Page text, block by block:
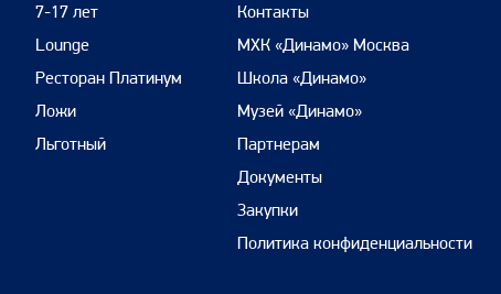
7-17 лет
Lounge
Ресторан Платинум
Ложи
Льготный
Контакты
МХК «Динамо» Москва
Школа «Динамо»
Музей «Динамо»
Партнерам
Документы
Закупки
Политика конфиденциальности